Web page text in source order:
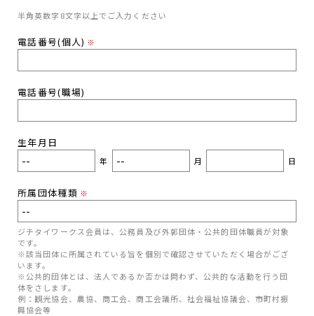
半角英数字8文字以上でご入力ください
電話番号(個人) ※
電話番号(職場)
生年月日
年 月 日
所属団体種類 ※
ジチタイワークス会員は、公務員及び外郭団体・公共的団体職員が対象
です。
※該当団体に所属されている旨を個別で確認させていただく場合がござ
います。
※公共的団体とは、法人であるか否かは問わず、公共的な活動を行う団
体をさします。
例：観光協会、農協、商工会、商工会議所、社会福祉協議会、市町村振
興協会等